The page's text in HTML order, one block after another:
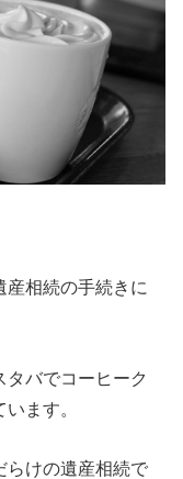
産相続の手続きに
タバでコーヒーク
ます。
らけの遺産相続で